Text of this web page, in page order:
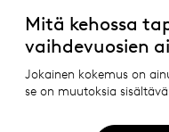
Mitä kehossa
vaihdevuosien
Jokainen kokemus on
se on muutoksia